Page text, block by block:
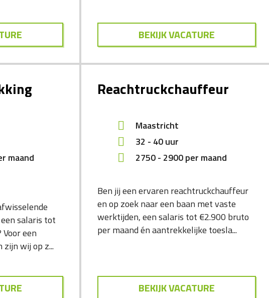
BEKIJK VACATURE
maand
salaris tot
een
wij op z...
Reachtruckchauffeur
Maastricht
32 - 40 uur
2750- 2900per maand
Ben jij een ervaren reachtruckchauffeur
en op zoek naar een baan met vaste
werktijden, een salaris tot €2.900 bruto
per maand én aantrekkelijke toesla...
BEKIJK VACATURE